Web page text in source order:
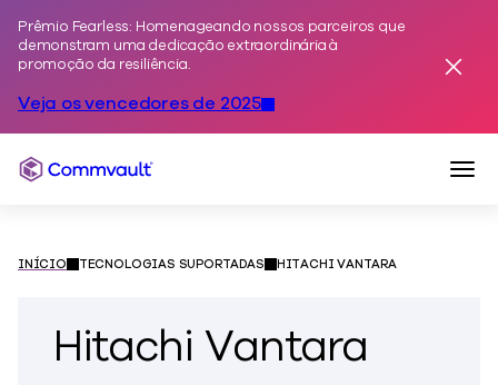
Pular para o conteúdo
Prêmio Fearless: Homenageando nossos parceiros que
demonstram uma dedicação extraordinária à
promoção da resiliência.
Veja os vencedores de 2025
Commvault
INÍCIO TECNOLOGIAS SUPORTADAS HITACHI VANTARA
Hitachi Vantara